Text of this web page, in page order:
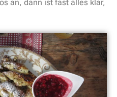
an, dann ist fast alles klar,